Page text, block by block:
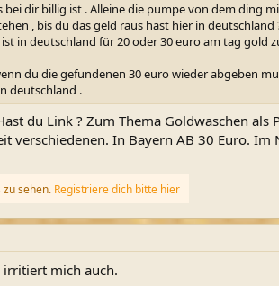
bei dir billig ist . Alleine die pumpe von dem ding
, bis du das geld raus hast hier in deutschland
in deutschland für 20 oder 30 euro am tag
du die gefundenen 30 euro wieder abgeben
deutschland .
du Link ? Zum Thema Goldwaschen
verschiedenen. In Bayern AB 30 Euro. Im
sehen. Registriere dich bitte hier
irritiert mich auch.